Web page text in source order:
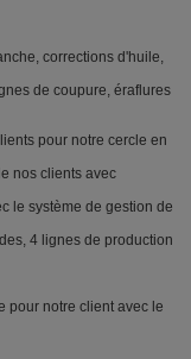
corrections d'huile,
de coupure, éraflures
pour notre cercle en
nos clients avec
le système de gestion de
4 lignes de production
pour notre client avec le